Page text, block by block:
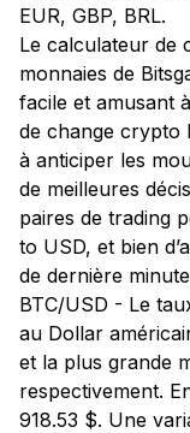
EUR, GBP, BRL.
Le calculateur de
monnaies de
facile et amusant
de change crypto
à anticiper les
de meilleures
paires de trading
to USD, et bien
de dernière
BTC/USD - Le
au Dollar
et la plus grande
respectivement.
918.53 $. Une